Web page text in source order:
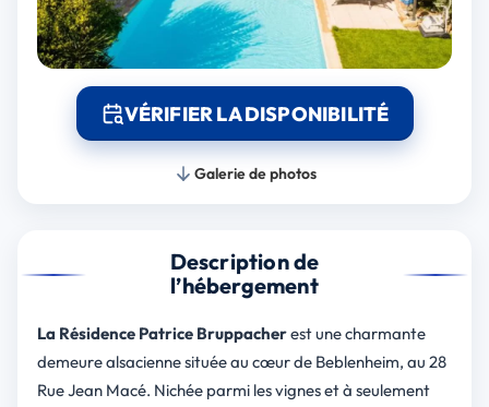
VÉRIFIER LA DISPONIBILITÉ
Galerie de photos
Description de
l’hébergement
La Résidence Patrice Bruppacherest une charmante
demeure alsacienne située au cœur de Beblenheim, au 28
Rue Jean Macé. Nichée parmi les vignes et à seulement